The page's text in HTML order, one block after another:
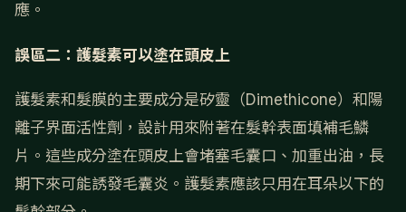
應。
誤區二：護髮素可以塗在頭皮上
護髮素和髮膜的主要成分是矽靈（Dimethicone）和陽
離子界面活性劑，設計用來附著在髮幹表面填補毛鱗
片。這些成分塗在頭皮上會堵塞毛囊口、加重出油，長
期下來可能誘發毛囊炎。護髮素應該只用在耳朵以下的